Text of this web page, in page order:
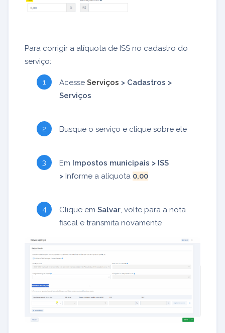
Para corrigir a alíquota de ISS no cadastro do
serviço:
Acesse Serviços > Cadastros >
Serviços
Busque o serviço e clique sobre ele
Em Impostos municipais > ISS
> Informe a alíquota 0,00
Clique em Salvar, volte para a nota
fiscal e transmita novamente